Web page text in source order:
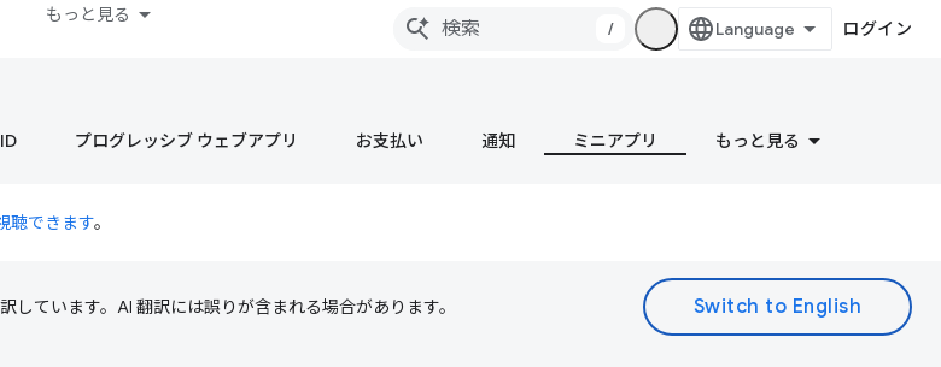
もっと見る
/ ログイン
ID プログレッシブ ウェブアプリ お支払い 通知 ミニアプリ もっと見る
聴できます。
ています。AI 翻訳には誤りが含まれる場合があります。